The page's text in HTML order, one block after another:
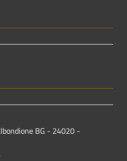
BG - 24020 -